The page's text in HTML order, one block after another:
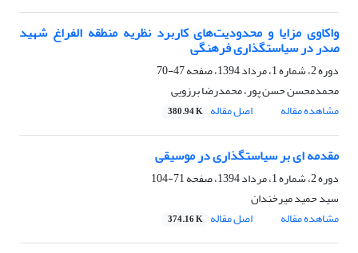
واکاوی مزایا و محدودیت‌های کاربرد نظریه منطقه الفراغ شهید
صدر در سیاستگذاری ‌فرهنگی
دوره 2، شماره 1، مرداد 1394، صفحه
47-70
محمدمحسن حسن پور، محمدرضا برزویی
مشاهده مقاله
اصل مقاله 380.94 K
مقدمه ای بر سیاستگذاری در موسیقی
دوره 2، شماره 1، مرداد 1394، صفحه
71-104
سید حمید میرخندان
مشاهده مقاله
اصل مقاله 374.16 K